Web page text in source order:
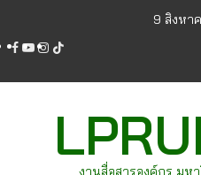
content
9 สิงหา
facebook
youtube
instagram
tiktok
งานสื่อสารองค์กร มห